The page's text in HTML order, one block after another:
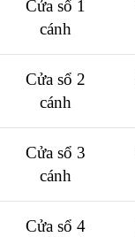
Cửa sổ 1
cánh
Cửa sổ 2
cánh
Cửa sổ 3
cánh
Cửa sổ 4